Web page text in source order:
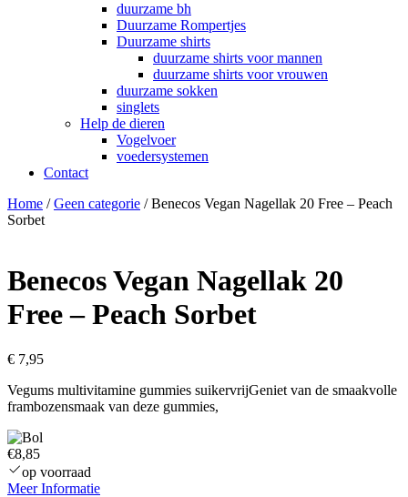
duurzame bh
Duurzame Rompertjes
Duurzame shirts
duurzame shirts voor mannen
duurzame shirts voor vrouwen
duurzame sokken
singlets
Help de dieren
Vogelvoer
voedersystemen
Contact
Home /Geen categorie / Benecos Vegan Nagellak 20 Free – Peach
Sorbet
Benecos Vegan Nagellak 20
Free – Peach Sorbet
€ 7,95
Vegums multivitamine gummies suikervrijGeniet van de smaakvolle
frambozensmaak van deze gummies,
€8,85
op voorraad
Meer Informatie